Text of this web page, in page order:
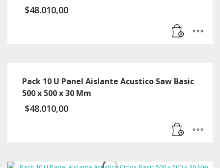
$48.010,00
Pack 10 U Panel Aislante Acustico Saw Basic
500 x 500 x 30 Mm
$48.010,00